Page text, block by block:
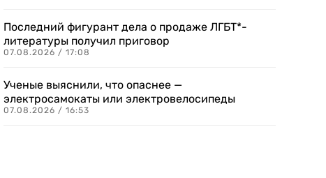
Последний фигурант дела о продаже ЛГБТ*-
литературы получил приговор
07.08.2026 / 17:08
Ученые выяснили, что опаснее —
электросамокаты или электровелосипеды
07.08.2026 / 16:53